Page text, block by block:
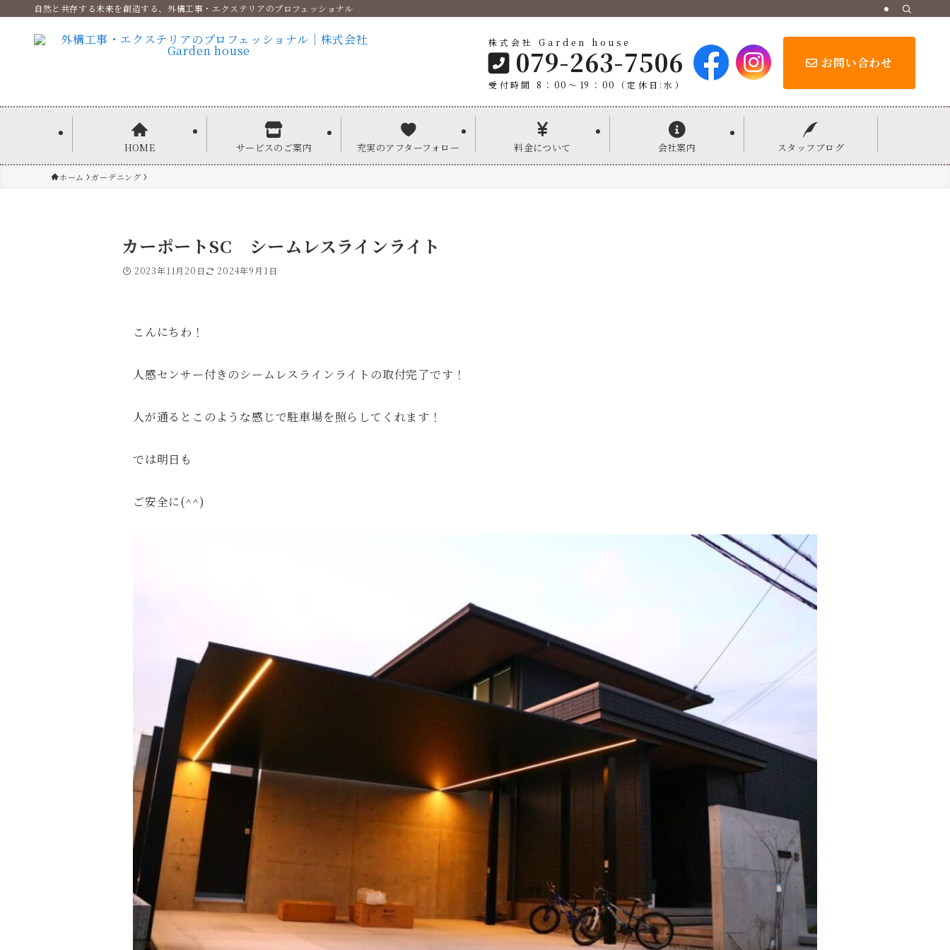
自然と共存する未来を創造する、外構工事・エクステリアのプロフェッショナル
株式会社 Garden house
079-263-7506
受付時間 8：00〜19：00（定休日:水）
お問い合わせ
HOME サービスのご案内 充実のアフターフォロー 料金について 会社案内 スタッフブログ
ホーム ガーデニング
カーポートSC シームレスラインライト
2023年11月20日 2024年9月1日
こんにちわ！
人感センサー付きのシームレスラインライトの取付完了です！
人が通るとこのような感じで駐車場を照らしてくれます！
では明日も
ご安全に(^^)